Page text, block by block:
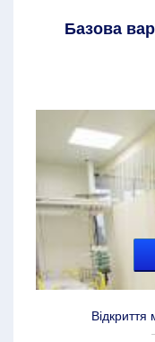
Базова
Відкриття